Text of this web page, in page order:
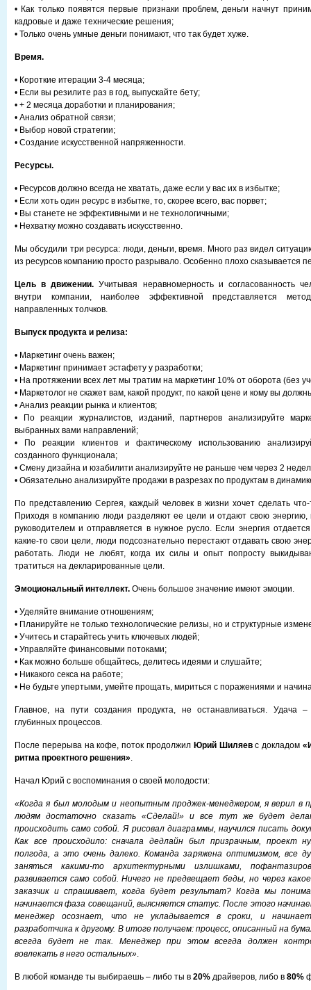
• Как только появятся первые признаки проблем, деньги начнут
кадровые и даже технические решения;
• Только очень умные деньги понимают, что так будет хуже.
Время.
• Короткие итерации 3-4 месяца;
• Если вы резилите раз в год, выпускайте бету;
• + 2 месяца доработки и планирования;
• Анализ обратной связи;
• Выбор новой стратегии;
• Создание искусственной напряженности.
Ресурсы.
• Ресурсов должно всегда не хватать, даже если у вас их в избытке;
• Если хоть один ресурс в избытке, то, скорее всего, вас порвет;
• Вы станете не эффективными и не технологичными;
• Нехватку можно создавать искусственно.
Мы обсудили три ресурса: люди, деньги, время. Много раз видел
из ресурсов компанию просто разрывало. Особенно плохо сказывается
Цель в движении. Учитывая неравномерность и согласованность
внутри компании, наиболее эффективной представляется
направленных толчков.
Выпуск продукта и релиза:
• Маркетинг очень важен;
• Маркетинг принимает эстафету у разработки;
• На протяжении всех лет мы тратим на маркетинг 10% от оборота (без
• Маркетолог не скажет вам, какой продукт, по какой цене и кому вы
• Анализ реакции рынка и клиентов;
• По реакции журналистов, изданий, партнеров анализируйте
выбранных вами направлений;
• По реакции клиентов и фактическому использованию
созданного функционала;
• Смену дизайна и юзабилити анализируйте не раньше чем через 2
• Обязательно анализируйте продажи в разрезах по продуктам в
По представлению Сергея, каждый человек в жизни хочет сделать
Приходя в компанию люди разделяют ее цели и отдают свою энергию,
руководителем и отправляется в нужное русло. Если энергия
какие-то свои цели, люди подсознательно перестают отдавать свою
работать. Люди не любят, когда их силы и опыт попросту
тратиться на декларированные цели.
Эмоциональный интеллект. Очень большое значение имеют эмоции.
• Уделяйте внимание отношениям;
• Планируйте не только технологические релизы, но и структурные
• Учитесь и старайтесь учить ключевых людей;
• Управляйте финансовыми потоками;
• Как можно больше общайтесь, делитесь идеями и слушайте;
• Никакого секса на работе;
• Не будьте упертыми, умейте прощать, мириться с поражениями и
Главное, на пути создания продукта, не останавливаться. Удача
глубинных процессов.
После перерыва на кофе, поток продолжил Юрий Шиляевс докладом
ритма проектного решения».
Начал Юрий с воспоминания о своей молодости:
«Когда я был молодым и неопытным проджек-менеджером, я верил в
людям достаточно сказать «Сделай!» и все тут же будет
происходить само собой. Я рисовал диаграммы, научился писать
Как все происходило: сначала дедлайн был призрачным, проект
полгода, а это очень далеко. Команда заряжена оптимизмом, все
заняться какими-то архитектурными излишками,
развивается само собой. Ничего не предвещает беды, но через
заказчик и спрашивает, когда будет результат? Когда мы
начинается фаза совещаний, выясняется статус. После этого
менеджер осознает, что не укладывается в сроки, и
разработчика к другому. В итоге получаем: процесс, описанный на
всегда будет не так. Менеджер при этом всегда должен
вовлекать в него остальных».
В любой команде ты выбираешь – либо ты в 20% драйверов, либо в 80%